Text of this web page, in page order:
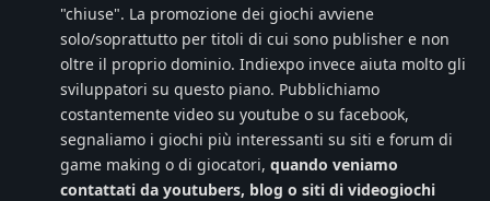
"chiuse". La promozione dei giochi avviene
solo/soprattutto per titoli di cui sono publisher e non
oltre il proprio dominio. Indiexpo invece aiuta molto gli
sviluppatori su questo piano. Pubblichiamo
costantemente video su youtube o su facebook,
segnaliamo i giochi più interessanti su siti e forum di
game making o di giocatori, quando veniamo
contattati da youtubers, blog o siti di videogiochi